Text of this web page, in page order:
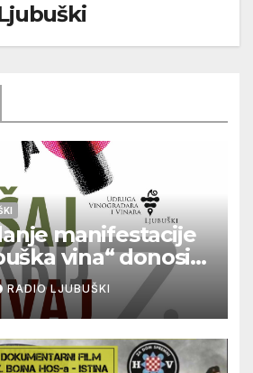
manifestacije
vina“ donosi
gastronomiju i
RADIO LJUBUŠKI